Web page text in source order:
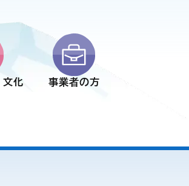
文化 事業者の方